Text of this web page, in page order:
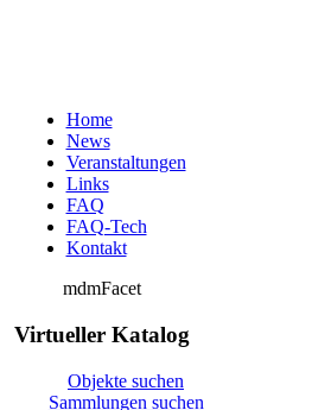
Home
News
Veranstaltungen
Links
FAQ
FAQ-Tech
Kontakt
mdmFacet
Virtueller Katalog
Objekte suchen
Sammlungen suchen